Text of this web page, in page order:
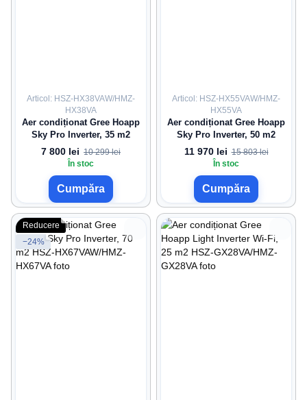
Articol: HSZ-HX38VAW/HMZ-
HX38VA
Aer condiționat Gree Hoapp
Sky Pro Inverter, 35 m2
7 800 lei 10 299 lei
În stoc
Cumpăra
Articol: HSZ-HX55VAW/HMZ-
HX55VA
Aer condiționat Gree Hoapp
Sky Pro Inverter, 50 m2
11 970 lei 15 803 lei
În stoc
Cumpăra
Reducere
−24%